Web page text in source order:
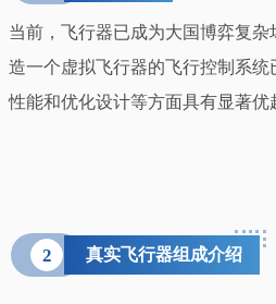
当前，飞行器已成为大国博弈复
造一个虚拟飞行器的飞行控制系
性能和优化设计等方面具有显著优
2 真实飞行器组成介绍